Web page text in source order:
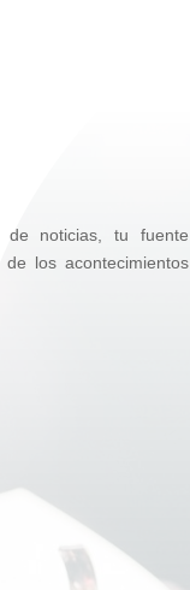
de noticias, tu fuente
los acontecimientos